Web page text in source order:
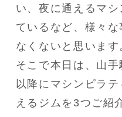
い、夜に通えるマ
ているなど、様々
なくないと思います
そこで本日は、山
以降にマシンピラ
えるジムを3つご紹